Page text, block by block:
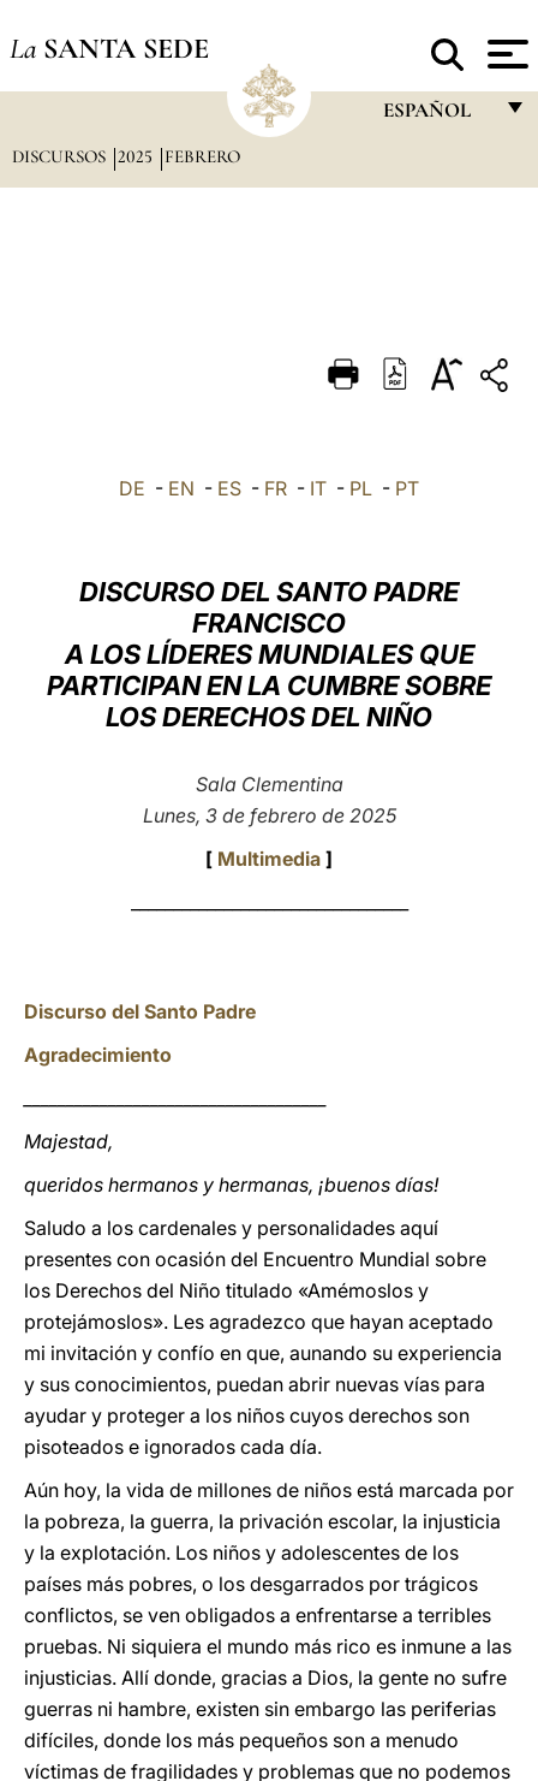
La SANTA SEDE
ESPAÑOL
DEUTSCH
العربيّة
LATINE
DISCURSOS 2025 FEBRERO
DE - EN - ES - FR - IT - PL - PT
DISCURSO DEL SANTO PADRE
FRANCISCO
A LOS LÍDERES MUNDIALES QUE
PARTICIPAN EN LA CUMBRE SOBRE
LOS DERECHOS DEL NIÑO
Sala Clementina
Lunes, 3 de febrero de 2025
[ Multimedia ]
Discurso del Santo Padre
Agradecimiento
Majestad,
queridos hermanos y hermanas, ¡buenos días!
Saludo a los cardenales y personalidades aquí
presentes con ocasión del Encuentro Mundial sobre
los Derechos del Niño titulado «Amémoslos y
protejámoslos». Les agradezco que hayan aceptado
mi invitación y confío en que, aunando su experiencia
y sus conocimientos, puedan abrir nuevas vías para
ayudar y proteger a los niños cuyos derechos son
pisoteados e ignorados cada día.
Aún hoy, la vida de millones de niños está marcada por
la pobreza, la guerra, la privación escolar, la injusticia
y la explotación. Los niños y adolescentes de los
países más pobres, o los desgarrados por trágicos
conflictos, se ven obligados a enfrentarse a terribles
pruebas. Ni siquiera el mundo más rico es inmune a las
injusticias. Allí donde, gracias a Dios, la gente no sufre
guerras ni hambre, existen sin embargo las periferias
difíciles, donde los más pequeños son a menudo
víctimas de fragilidades y problemas que no podemos